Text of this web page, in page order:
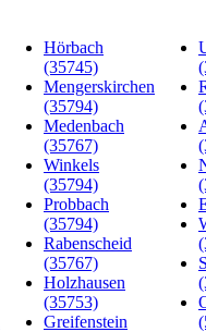
Hörbach
(35745)
Mengerskirchen
(35794)
Medenbach
(35767)
Winkels
(35794)
Probbach
(35794)
Rabenscheid
(35767)
Holzhausen
(35753)
Greifenstein